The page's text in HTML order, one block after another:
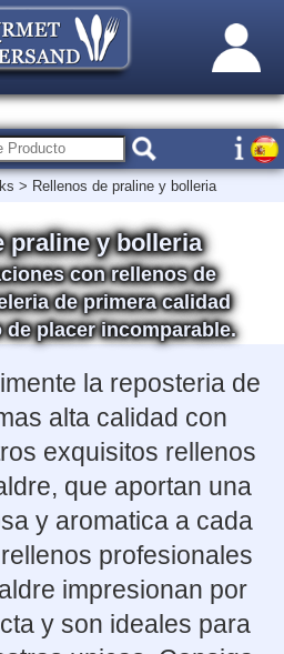
> Rellenos de praline y bolleria
praline y bolleria
con rellenos de
de primera calidad
de placer incomparable.
la reposteria de
alta calidad con
exquisitos rellenos
que aportan una
y aromatica a cada
profesionales
impresionan por
y son ideales para